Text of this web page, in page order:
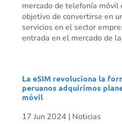
mercado de telefonía móvil
objetivo de convertirse en
servicios en el sector
entrada en el mercado de
La eSIM revoluciona la
peruanos adquirimos
móvil
17 Jun 2024 | Noticias